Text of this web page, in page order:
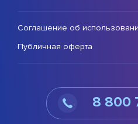
Соглашение об
Публичная оферта
8 800